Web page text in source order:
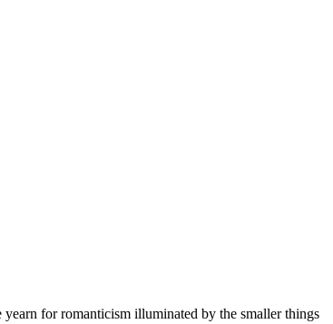
yearn for romanticism illuminated by the smaller things